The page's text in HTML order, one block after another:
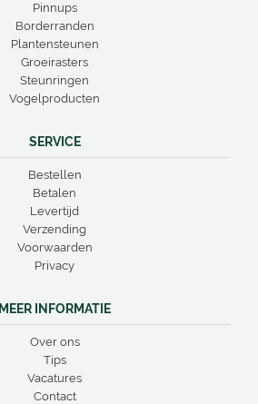
Pinnups
Borderranden
Plantensteunen
Groeirasters
Steunringen
Vogelproducten
SERVICE
Bestellen
Betalen
Levertijd
Verzending
Voorwaarden
Privacy
MEER INFORMATIE
Over ons
Tips
Vacatures
Contact